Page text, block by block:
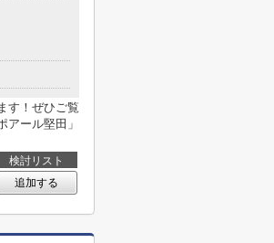
す！ぜひご覧
ール堅田」
検討リスト
追加する